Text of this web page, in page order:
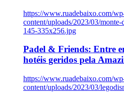
https://www.ruadebaixo.com/
content/uploads/2023/03/
145-335x256.jpg
Padel & Friends: Entre
hotéis geridos pela
https://www.ruadebaixo.com/
content/uploads/2023/03/